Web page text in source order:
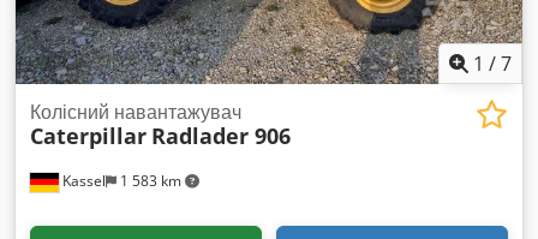
1 /7
Kassel 1 583 km
Колісний навантажувач
Caterpillar Radlader 906